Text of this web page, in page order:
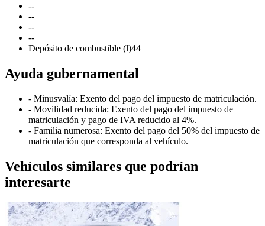
--
--
--
--
Depósito de combustible (l)44
Ayuda gubernamental
- Minusvalía: Exento del pago del impuesto de matriculación.
- Movilidad reducida: Exento del pago del impuesto de
matriculación y pago de IVA reducido al 4%.
- Familia numerosa: Exento del pago del 50% del impuesto de
matriculación que corresponda al vehículo.
Vehículos similares que podrían
interesarte